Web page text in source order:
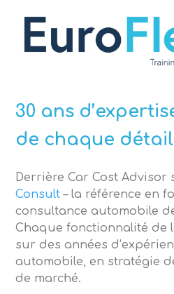
30 ans
de chaque détail
Derrière Car Cost Advisor
Consult – la référence en
consultance automobile
Chaque fonctionnalité de
sur des années
automobile, en stratégie
de marché.